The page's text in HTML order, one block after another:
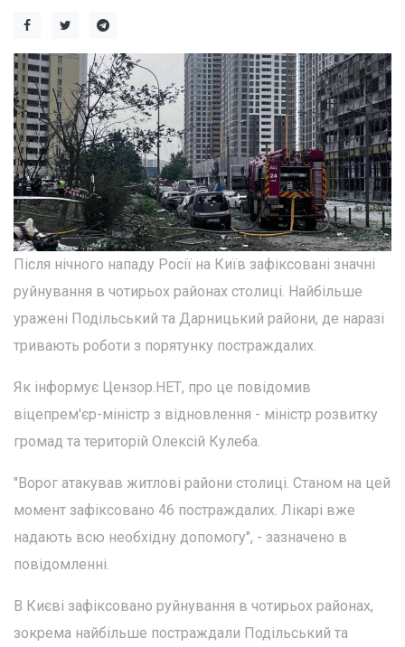
Після нічного нападу Росії на Київ зафіксовані значні
руйнування в чотирьох районах столиці. Найбільше
уражені Подільський та Дарницький райони, де наразі
тривають роботи з порятунку постраждалих.
Як інформує Цензор.НЕТ, про це повідомив
віцепрем'єр-міністр з відновлення - міністр розвитку
громад та територій Олексій Кулеба.
"Ворог атакував житлові райони столиці. Станом на цей
момент зафіксовано 46 постраждалих. Лікарі вже
надають всю необхідну допомогу", - зазначено в
повідомленні.
В Києві зафіксовано руйнування в чотирьох районах,
зокрема найбільше постраждали Подільський та